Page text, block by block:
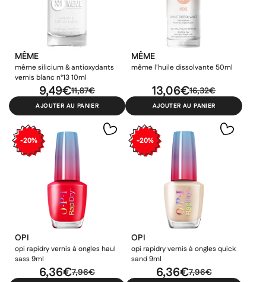
MÊME
même silicium & antioxydants
vernis blanc n°13 10ml
11,87€
9,49€
AJOUTER AU PANIER
MÊME
même l'huile dissolvante 50ml
16,32€
13,06€
AJOUTER AU PANIER
-20%
OPI
opi rapidry vernis à ongles haul
sass 9ml
7,96€
6,36€
-20%
OPI
opi rapidry vernis à ongles quick
sand 9ml
7,96€
6,36€